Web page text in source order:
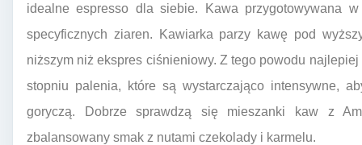
idealne espresso dla siebie. Kawa przygotowywana
specyficznych ziaren. Kawiarka parzy kawę pod
niższym niż ekspres ciśnieniowy. Z tego powodu
stopniu palenia, które są wystarczająco intensywne,
goryczą. Dobrze sprawdzą się mieszanki kaw z
zbalansowany smak z nutami czekolady i karmelu.